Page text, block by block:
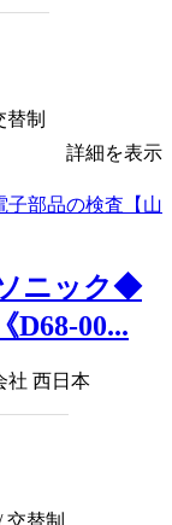
制
詳細を表示
ニック◆
D68-00...
社 西日本
替制